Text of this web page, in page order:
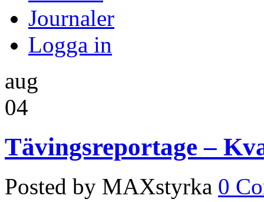
Journaler
Logga in
aug
04
Tävingsreportage –
Posted by MAXstyrka 0